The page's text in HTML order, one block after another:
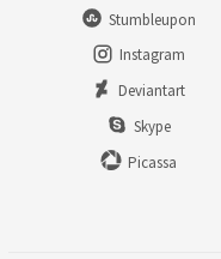
Stumbleupon
Instagram
Deviantart
Skype
Picassa